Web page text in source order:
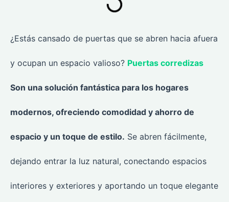
¿Estás cansado de puertas que se abren hacia afuera
y ocupan un espacio valioso? Puertas corredizas
Son una solución fantástica para los hogares
modernos, ofreciendo comodidad y ahorro de
espacio y un toque de estilo. Se abren fácilmente,
dejando entrar la luz natural, conectando espacios
interiores y exteriores y aportando un toque elegante